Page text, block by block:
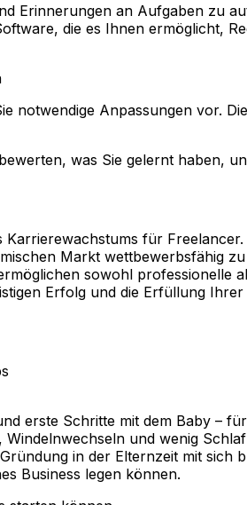
Erinnerungen an Aufgaben zu
die es Ihnen ermöglicht,
notwendige Anpassungen vor.
was Sie gelernt haben,
für
Markt wettbewerbsfähig
sowohl professionelle
Erfolg und die Erfüllung Ihrer
erste Schritte mit dem Baby –
und wenig
in der Elternzeit mit sich
Business legen können.